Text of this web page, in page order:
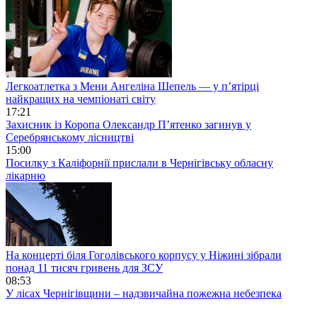
Легкоатлетка з Мени Ангеліна Шепель — у п’ятірці
найкращих на чемпіонаті світу
17:21
Захисник із Коропа Олександр П’ятенко загинув у
Серебрянському лісництві
15:00
Посилку з Каліфорнії прислали в Чернігівську обласну
лікарню
На концерті біля Гоголівського корпусу у Ніжині зібрали
понад 11 тисяч гривень для ЗСУ
08:53
У лісах Чернігівщини – надзвичайна пожежна небезпека